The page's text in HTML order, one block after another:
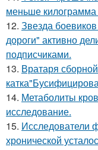
меньше
12. Звезда
дороги" активно
подписчиками.
13. Вратаря
14. Метаболиты
исследование.
15. Исследователи
хронической